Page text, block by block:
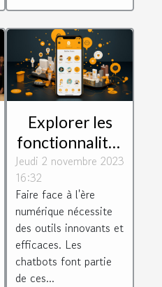
Explorer les
fonctionnalités
de Botnation
pour créer un
chatbot
efficace
Jeudi 2 novembre 2023
16:32
Faire face à l'ère
numérique nécessite
des outils innovants et
efficaces. Les
chatbots font partie
de ces...